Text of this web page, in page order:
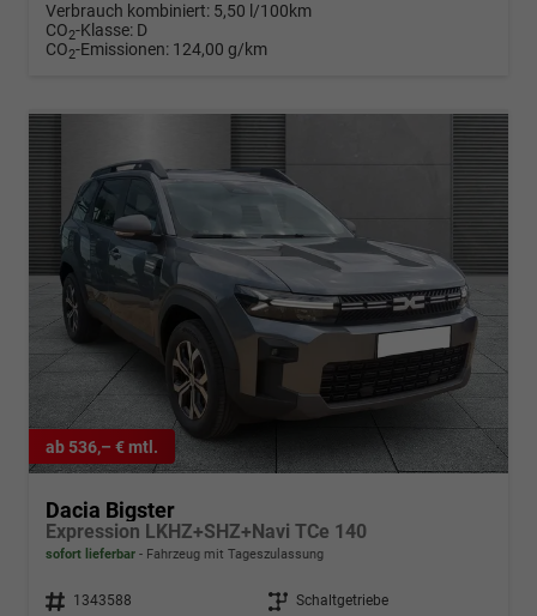
Verbrauch kombiniert: 5,50 l/100km
CO2-Klasse: D
CO2-Emissionen: 124,00 g/km
ab 536,– € mtl.
Dacia Bigster
Expression LKHZ+SHZ+Navi TCe 140
sofort lieferbar Fahrzeug mit Tageszulassung
Fahrzeugnr. 1343588 Getriebe Schaltgetriebe